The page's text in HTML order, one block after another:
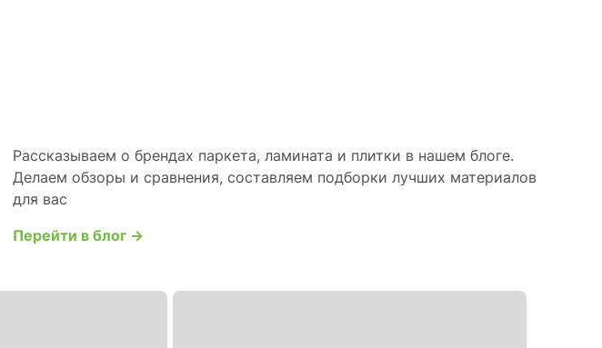
Рассказываем о брендах паркета, ламината и плитки в нашем блоге.
Делаем обзоры и сравнения, составляем подборки лучших материалов
для вас
Перейти в блог →